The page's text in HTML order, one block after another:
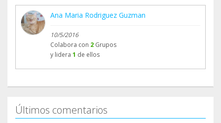
Ana Maria Rodriguez Guzman
10/5/2016
Colabora con 2 Grupos
y lidera 1 de ellos
Últimos comentarios